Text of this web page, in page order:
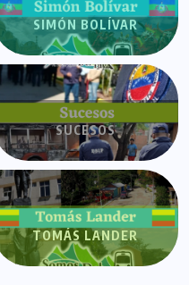
SIMÓN BOLÍVAR
SUCESOS
TOMÁS LANDER